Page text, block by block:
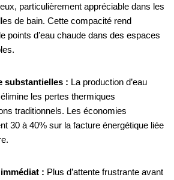
particulièrement appréciable dans les
de bain. Cette compacité rend
points d’eau chaude dans des espaces
substantielles : La production d’eau
les pertes thermiques
traditionnels. Les économies
30 à 40% sur la facture énergétique liée
: Plus d’attente frustrante avant